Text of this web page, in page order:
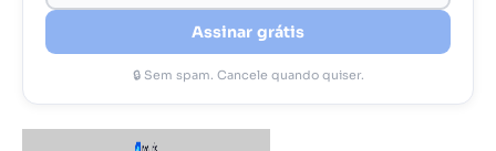
Assinar grátis
🔒 Sem spam. Cancele quando quiser.